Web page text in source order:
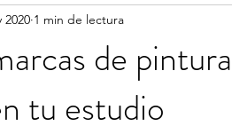
de
tu estudio
2020 1 min de lectura